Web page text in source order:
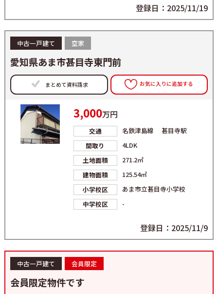
登録日：2025/11/19
中古一戸建て 空家
愛知県あま市甚目寺東門前
まとめて資料請求 お気に入りに追加する
3,000万円
交通
名鉄津島線 甚目寺駅
間取り
4LDK
土地面積
271.2㎡
建物面積
125.54㎡
小学校区
あま市立甚目寺小学校
中学校区
-
登録日：2025/11/9
中古一戸建て 会員限定
会員限定物件です